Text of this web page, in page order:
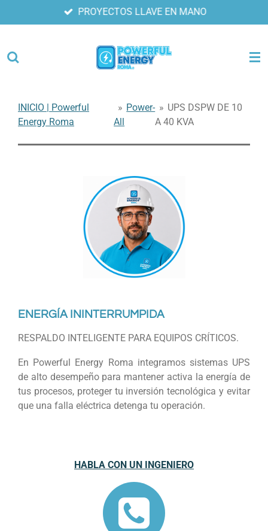
al
principal
PROYECTOS LLAVE EN MANO
INICIO | Powerful
Energy Roma
» Power-
All
» UPS DSPW DE 10
A 40 KVA
ENERGÍA ININTERRUMPIDA
RESPALDO INTELIGENTE PARA EQUIPOS CRÍTICOS.
En Powerful Energy Roma integramos sistemas UPS
de alto desempeño para mantener activa la energía de
tus procesos, proteger tu inversión tecnológica y evitar
que una falla eléctrica detenga tu operación.
HABLA CON UN INGENIERO